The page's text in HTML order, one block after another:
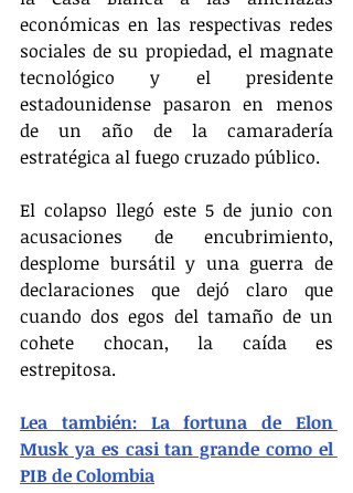
económicas en las respectivas redes
sociales de su propiedad, el magnate
tecnológico y el presidente
estadounidense pasaron en menos
de un año de la camaradería
estratégica al fuego cruzado público.
El colapso llegó este 5 de junio con
acusaciones de encubrimiento,
desplome bursátil y una guerra de
declaraciones que dejó claro que
cuando dos egos del tamaño de un
cohete chocan, la caída es
estrepitosa.
Lea también: La fortuna de Elon
Musk ya es casi tan grande como el
PIB de Colombia